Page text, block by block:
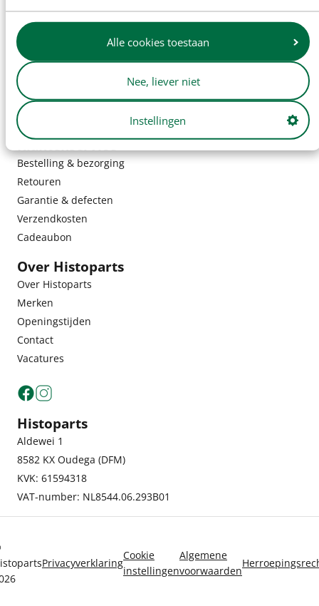
Alle cookies toestaan
Nee, liever niet
Instellingen
Klantenservice
Bestelling & bezorging
Retouren
Garantie & defecten
Verzendkosten
Cadeaubon
Over Histoparts
Over Histoparts
Merken
Openingstijden
Contact
Vacatures
Histoparts
Aldewei 1
8582 KX Oudega (DFM)
KVK: 61594318
VAT-number: NL8544.06.293B01
Privacyverklaring
Cookie
instellingen
Algemene
voorwaarden